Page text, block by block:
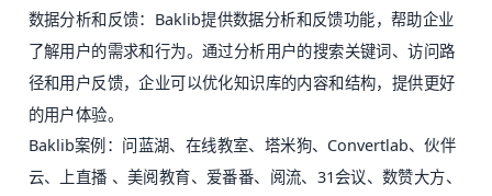
数据分析和反馈：Baklib提供数据分析和反馈功能，帮助企业
了解用户的需求和行为。通过分析用户的搜索关键词、访问路
径和用户反馈，企业可以优化知识库的内容和结构，提供更好
的用户体验。
Baklib案例：问蓝湖、在线教室、塔米狗、Convertlab、伙伴
云、上直播 、美阅教育、爱番番、阅流、31会议、数赞大方、